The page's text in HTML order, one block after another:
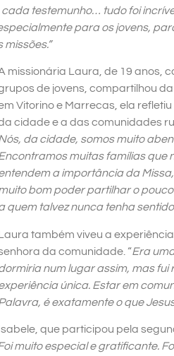
testemunho… tudo foi
para os jovens,
missionária Laura, de 19 anos,
de jovens, compartilhou
Vitorino e Marrecas, ela
cidade e a das comunidades
da cidade, somos muito
muitas famílias que
a importância da
bom poder partilhar o
quem talvez nunca tenha
também viveu a
da comunidade. “Era
num lugar assim, mas
única. Estar em
é exatamente o que
que participou pela
muito especial e gratificante.